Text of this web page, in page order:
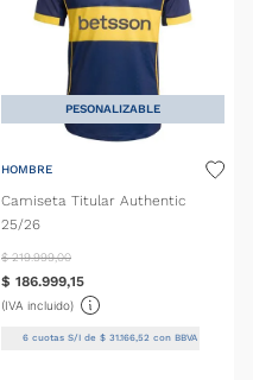
PESONALIZABLE
HOMBRE
Camiseta Titular Authentic
25/26
$ 219.999,00
$ 186.999,15
(IVA incluido)
6cuotas S/I de $ 31.166, 52 con BBVA